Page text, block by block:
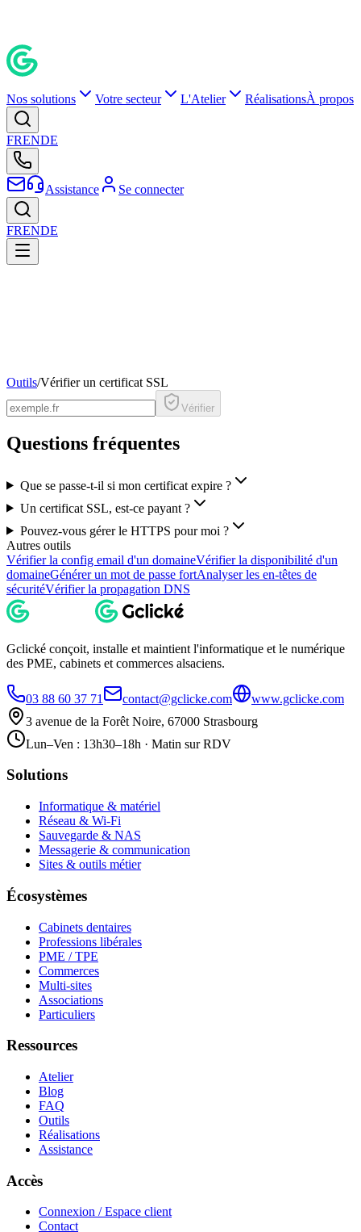
Nos solutions Votre secteur L'Atelier RéalisationsÀ propos
FRENDE
Assistance Se connecter
FRENDE
Outils/Vérifier un certificat SSL
Vérifier
Questions fréquentes
Que se passe-t-il si mon certificat expire ?
Un certificat SSL, est-ce payant ?
Pouvez-vous gérer le HTTPS pour moi ?
Autres outils
Vérifier la config email d'un domaineVérifier la disponibilité d'un
domaineGénérer un mot de passe fortAnalyser les en-têtes de
sécuritéVérifier la propagation DNS
Gclické conçoit, installe et maintient l'informatique et le numérique
des PME, cabinets et commerces alsaciens.
03 88 60 37 71 contact@gclicke.com
www.gclicke.com
3 avenue de la Forêt Noire, 67000 Strasbourg
Lun–Ven : 13h30–18h · Matin sur RDV
Solutions
Informatique & matériel
Réseau & Wi-Fi
Sauvegarde & NAS
Messagerie & communication
Sites & outils métier
Écosystèmes
Cabinets dentaires
Professions libérales
PME / TPE
Commerces
Multi-sites
Associations
Particuliers
Ressources
Atelier
Blog
FAQ
Outils
Réalisations
Assistance
Accès
Connexion / Espace client
Contact